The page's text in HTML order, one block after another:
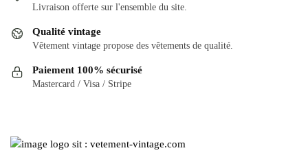
peuvent
choisies
du
Livraison offerte sur l'ensemble du site.
Qualité vintage
Vêtement vintage propose des vêtements de qualité.
Paiement 100% sécurisé
Mastercard / Visa / Stripe